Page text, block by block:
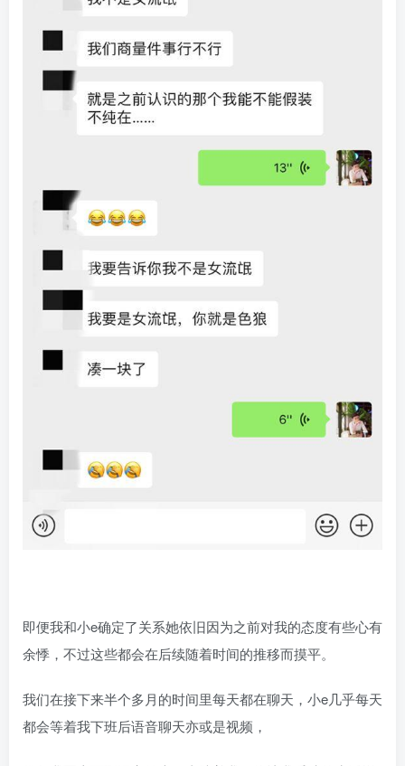
即便我和小e确定了关系她依旧因为之前对我的态度有些心有
余悸，不过这些都会在后续随着时间的推移而摸平。
我们在接下来半个多月的时间里每天都在聊天，小e几乎每天
都会等着我下班后语音聊天亦或是视频，